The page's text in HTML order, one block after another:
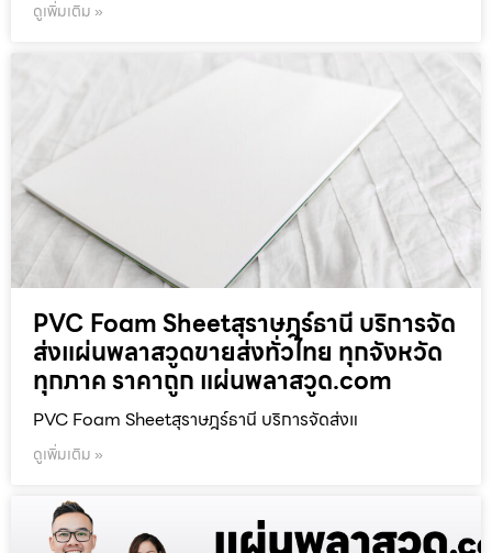
ดูเพิ่มเติม »
PVC Foam Sheetสุราษฎร์ธานี บริการจัด
ส่งแผ่นพลาสวูดขายส่งทั่วไทย ทุกจังหวัด
ทุกภาค ราคาถูก แผ่นพลาสวูด.com
PVC Foam Sheetสุราษฎร์ธานี บริการจัดส่งแ
ดูเพิ่มเติม »